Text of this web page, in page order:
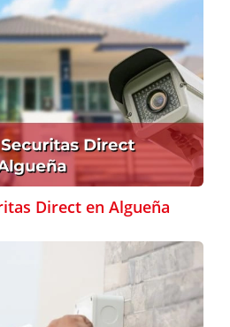
Direct en Algueña